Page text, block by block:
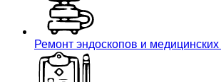
Ремонт эндоскопов и